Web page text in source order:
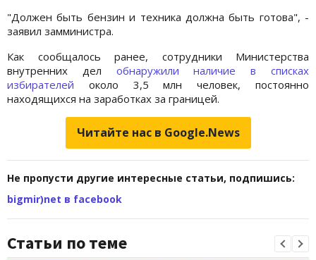
"Должен быть бензин и техника должна быть готова", -
заявил замминистра.
Как сообщалось ранее, сотрудники Министерства
внутренних дел обнаружили наличие в списках
избирателей около 3,5 млн человек, постоянно
находящихся на заработках за границей.
Читайте нас в Google.News
Не пропусти другие интересные статьи, подпишись:
bigmir)net в facebook
Статьи по теме